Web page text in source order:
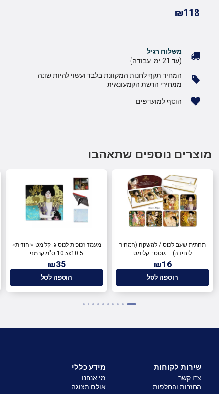
₪118
משלוח רגיל
(עד 21 ימי עבודה)
המחיר תקף לחנות המקוונת בלבד ועשוי להיות שונה
ממחירי הרשת הקמעונאית
הוסף למועדפים
מוצרים נוספים שתאהבו
תחתית שעם לכוס / למשקה (המחיר
ליחידה) – גוסטב קלימט
₪16
הוספה לסל
מעמד זכוכית לכוס ג. קלימט «יהודית»
10.5x10.5 ס"מ קרמני
₪35
הוספה לסל
שירות לקוחות
צרו קשר
החזרות והחלפות
מידע כללי
מי אנחנו
אולם תצוגה